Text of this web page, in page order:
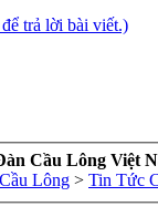
trả lời bài viết.)
Cầu Lông Việt
Lông > Tin Tức